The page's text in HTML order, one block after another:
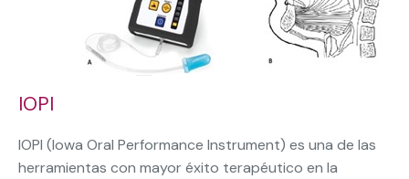
IOPI
IOPI (Iowa Oral Performance Instrument) es una de las
herramientas con mayor éxito terapéutico en la